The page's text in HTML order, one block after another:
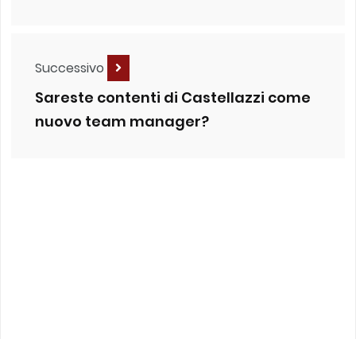
Successivo
Sareste contenti di Castellazzi come
nuovo team manager?